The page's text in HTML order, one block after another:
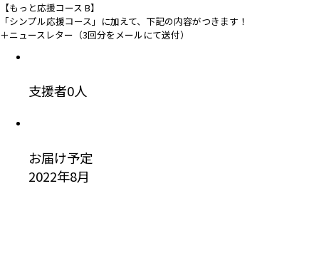
【もっと応援コース B】
「シンプル応援コース」に加えて、下記の内容がつきます！
＋ニュースレター（3回分をメールにて送付）
支援者0人
お届け予定
2022年8月